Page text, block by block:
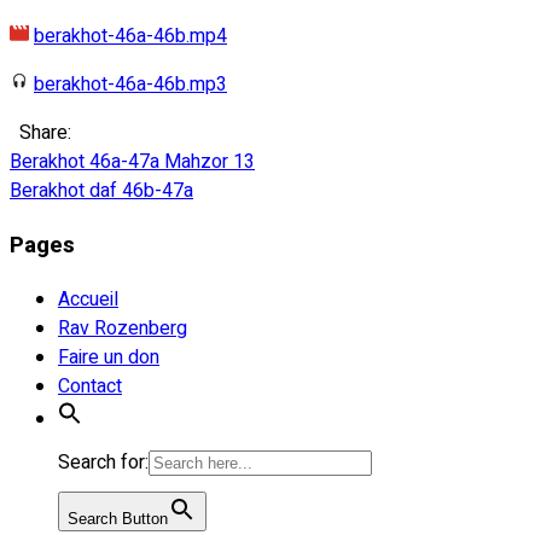
berakhot-46a-46b.mp4
berakhot-46a-46b.mp3
Share:
Navigation
de
l’article
Berakhot 46a-47a Mahzor 13
Berakhot daf 46b-47a
Pages
Accueil
Rav Rozenberg
Faire un don
Contact
Search for:
Search Button